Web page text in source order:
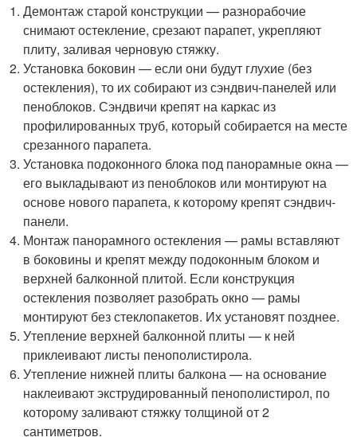
Демонтаж старой конструкции — разнорабочие
снимают остекление, срезают парапет, укрепляют
плиту, заливая черновую стяжку.
Установка боковин — если они будут глухие (без
остекления), то их собирают из сэндвич-панелей или
пеноблоков. Сэндвичи крепят на каркас из
профилированных труб, который собирается на месте
срезанного парапета.
Установка подоконного блока под панорамные окна —
его выкладывают из пеноблоков или монтируют на
основе нового парапета, к которому крепят сэндвич-
панели.
Монтаж панорамного остекления — рамы вставляют
в боковины и крепят между подоконным блоком и
верхней балконной плитой. Если конструкция
остекления позволяет разобрать окно — рамы
монтируют без стеклопакетов. Их установят позднее.
Утепление верхней балконной плиты — к ней
приклеивают листы пенополистирола.
Утепление нижней плиты балкона — на основание
наклеивают экструдированный пенополистирол, по
которому заливают стяжку толщиной от 2
сантиметров.